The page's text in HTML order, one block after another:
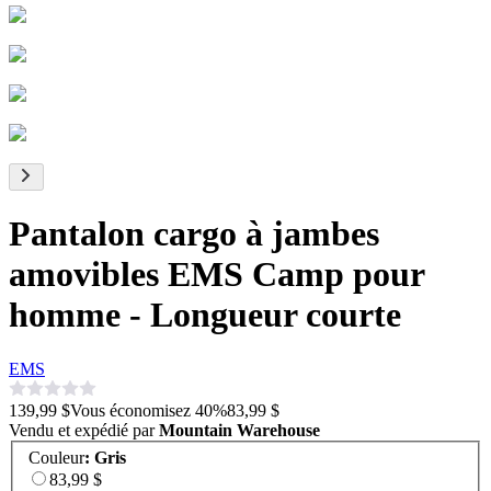
Pantalon cargo à jambes
amovibles EMS Camp pour
homme - Longueur courte
EMS
139,99 $Vous économisez 40%83,99 $
Vendu et expédié parMountain Warehouse
Couleur: Gris
83,99 $